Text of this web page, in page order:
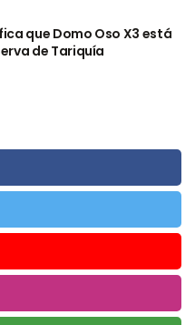
que Domo Oso X3 está
de Tariquía